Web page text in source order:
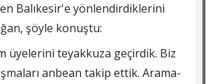
Balıkesir'e yönlendirdiklerini
şöyle konuştu:
üyelerini teyakkuza geçirdik. Biz
anbean takip ettik. Arama-